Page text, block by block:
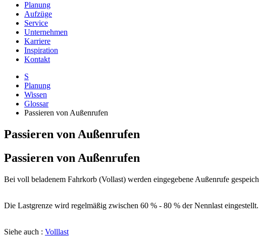
Planung
Aufzüge
Service
Unternehmen
Karriere
Inspiration
Kontakt
S
Planung
Wissen
Glossar
Passieren von Außenrufen
Passieren von Außenrufen
Passieren von Außenrufen
Bei voll beladenem Fahrkorb (Vollast) werden eingegebene Außenrufe
Die Lastgrenze wird regelmäßig zwischen 60 % - 80 % der Nennlast
Siehe auch : Volllast